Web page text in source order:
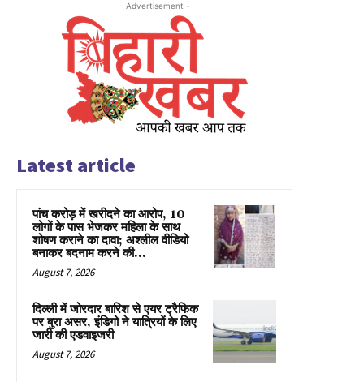
- Advertisement -
Latest article
पांच करोड़ में खरीदने का आरोप, 10
लोगों के पास भेजकर महिला के साथ
शोषण कराने का दावा; अश्लील वीडियो
बनाकर बदनाम करने की...
August 7, 2026
दिल्ली में जोरदार बारिश से एयर ट्रैफिक
पर बुरा असर, इंडिगो ने यात्रियों के लिए
जारी की एडवाइजरी
August 7, 2026